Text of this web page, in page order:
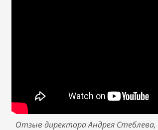
Отзыв директора Андрея Стеблева,